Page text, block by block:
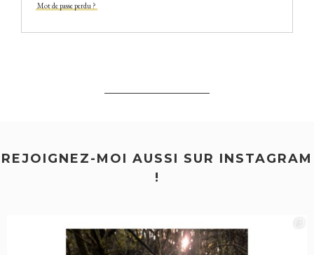
Mot de passe perdu ?
REJOIGNEZ-MOI AUSSI SUR INSTAGRAM
!